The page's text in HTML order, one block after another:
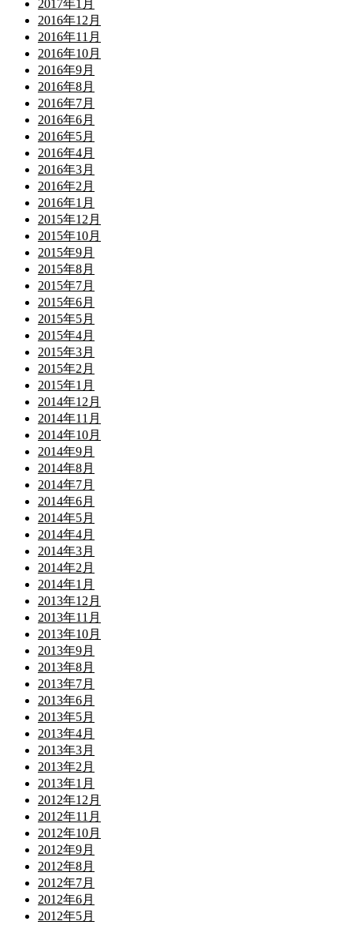
2017年1月
2016年12月
2016年11月
2016年10月
2016年9月
2016年8月
2016年7月
2016年6月
2016年5月
2016年4月
2016年3月
2016年2月
2016年1月
2015年12月
2015年10月
2015年9月
2015年8月
2015年7月
2015年6月
2015年5月
2015年4月
2015年3月
2015年2月
2015年1月
2014年12月
2014年11月
2014年10月
2014年9月
2014年8月
2014年7月
2014年6月
2014年5月
2014年4月
2014年3月
2014年2月
2014年1月
2013年12月
2013年11月
2013年10月
2013年9月
2013年8月
2013年7月
2013年6月
2013年5月
2013年4月
2013年3月
2013年2月
2013年1月
2012年12月
2012年11月
2012年10月
2012年9月
2012年8月
2012年7月
2012年6月
2012年5月